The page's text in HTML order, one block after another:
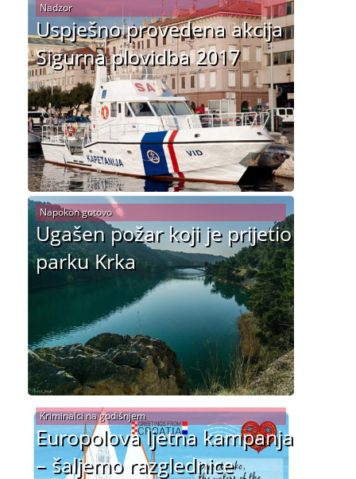
Uspješno provedena akcija
Sigurna plovidba 2017
Nadzor
Ugašen požar koji je prijetio
parku Krka
Napokon gotovo
Europolova ljetna kampanja
– šaljemo razglednice
Kriminalci na godišnjem